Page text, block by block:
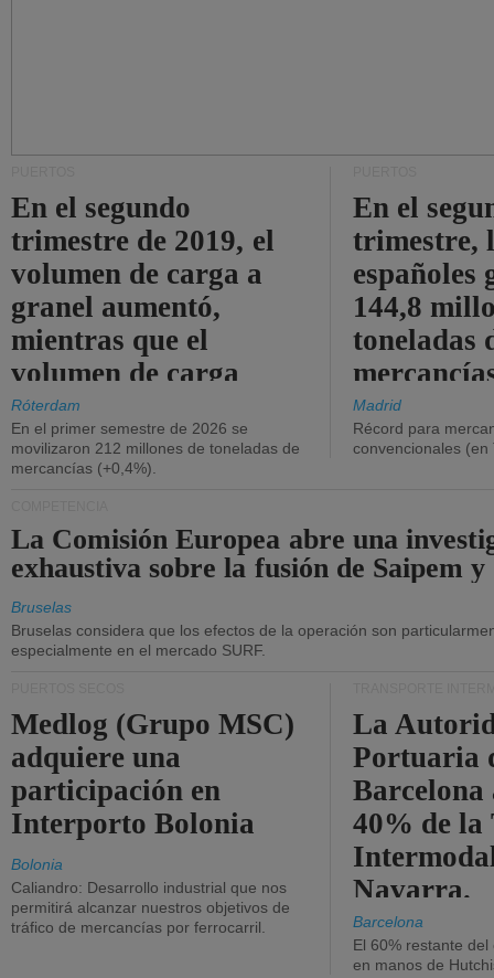
En el segundo
trimestre de 2019, el
volumen de carga a
granel aumentó,
mientras que el
volumen de carga
general disminuyó.
Róterdam
En el primer semestre de 2026 se
movilizaron 212 millones de toneladas de
mercancías (+0,4%).
En el
trimestre,
españoles
144,8
toneladas
Madrid
Récord para
convencionales (en
La Comisión Europea abre una
exhaustiva sobre la fusión de Saipem y
Bruselas
Bruselas considera que los efectos de la operación son
especialmente en el mercado SURF.
Medlog (Grupo MSC)
adquiere una
participación en
Interporto Bolonia
Bolonia
Caliandro: Desarrollo industrial que nos
permitirá alcanzar nuestros objetivos de
tráfico de mercancías por ferrocarril.
La
Portuaria
40% de la
Navarra.
Barcelona
El 60% restante
en manos de